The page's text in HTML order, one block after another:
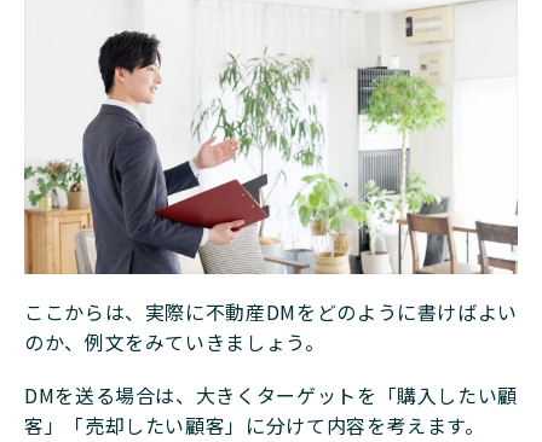
ここからは、実際に不動産DMをどのように書けばよい
のか、例文をみていきましょう。
DMを送る場合は、大きくターゲットを「購入したい顧
客」「売却したい顧客」に分けて内容を考えます。